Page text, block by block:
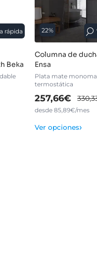
rápida
Beka
22%
Columna de
Ensa
Plata mate
termostática
257,66€
desde 85,89€/mes
Ver opciones›